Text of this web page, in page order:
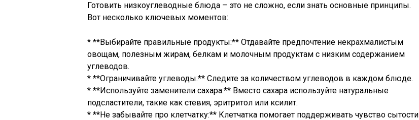
Готовить низкоуглеводные блюда – это не сложно, если знать основные принципы.
Вот несколько ключевых моментов:
* **Выбирайте правильные продукты:** Отдавайте предпочтение некрахмалистым
овощам, полезным жирам, белкам и молочным продуктам с низким содержанием
углеводов.
* **Ограничивайте углеводы:** Следите за количеством углеводов в каждом блюде.
* **Используйте заменители сахара:** Вместо сахара используйте натуральные
подсластители, такие как стевия, эритритол или ксилит.
* **Не забывайте про клетчатку:** Клетчатка помогает поддерживать чувство сытости